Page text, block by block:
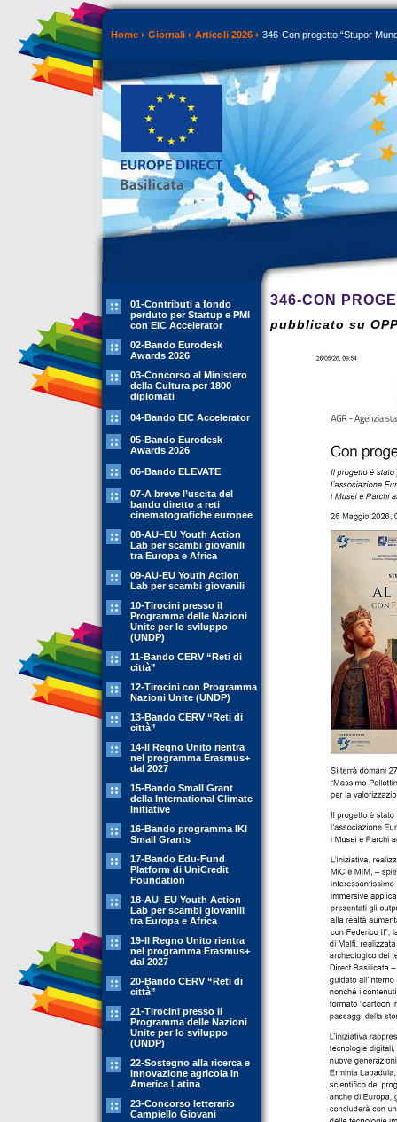
Home Giornali Articoli 2026 346-Con progetto “Stupor
01-Contributi a fondo
perduto per Startup e PMI
con EIC Accelerator
02-Bando Eurodesk
Awards 2026
03-Concorso al Ministero
della Cultura per 1800
diplomati
04-Bando EIC Accelerator
05-Bando Eurodesk
Awards 2026
06-Bando ELEVATE
07-A breve l’uscita del
bando diretto a reti
cinematografiche europee
08-AU–EU Youth Action
Lab per scambi giovanili
tra Europa e Africa
09-AU-EU Youth Action
Lab per scambi giovanili
10-Tirocini presso il
Programma delle Nazioni
Unite per lo sviluppo
(UNDP)
11-Bando CERV “Reti di
città”
12-Tirocini con Programma
Nazioni Unite (UNDP)
13-Bando CERV “Reti di
città”
14-Il Regno Unito rientra
nel programma Erasmus+
dal 2027
15-Bando Small Grant
della International Climate
Initiative
16-Bando programma IKI
Small Grants
17-Bando Edu-Fund
Platform di UniCredit
Foundation
18-AU–EU Youth Action
Lab per scambi giovanili
tra Europa e Africa
19-Il Regno Unito rientra
nel programma Erasmus+
dal 2027
20-Bando CERV “Reti di
città”
21-Tirocini presso il
Programma delle Nazioni
Unite per lo sviluppo
(UNDP)
22-Sostegno alla ricerca e
innovazione agricola in
America Latina
23-Concorso letterario
Campiello Giovani
346-CON
pubblicato su